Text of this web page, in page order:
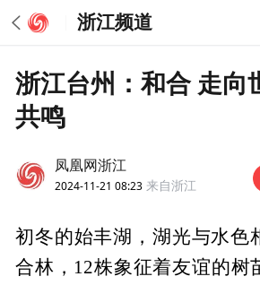
浙江频道
浙江台州：和合 走向
共鸣
凤凰网浙江
2024-11-21 08:23 来自浙江
初冬的始丰湖，湖光与水色
合林，12株象征着友谊的树